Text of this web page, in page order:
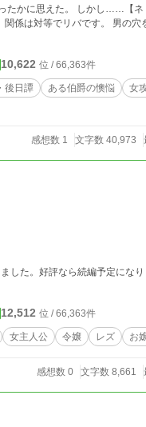
うっかり癖になってしまっ
10,622 位 / 66,363件
後日譚 ある伯爵の懊悩 女
感想数 1 文字数 40,973
した。好評なら続編予定にな
12,512 位 / 66,363件
女主人公 令嬢 レズ お
感想数 0 文字数 8,661